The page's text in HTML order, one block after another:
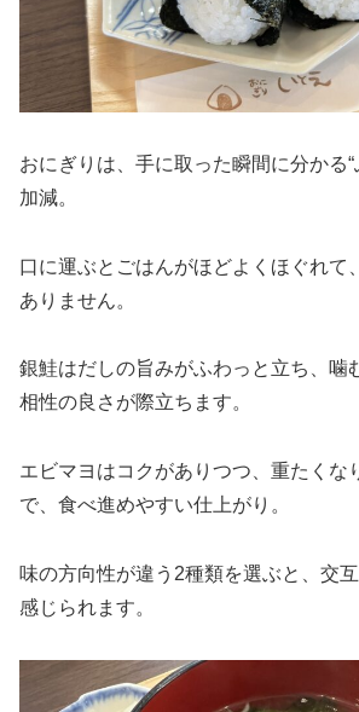
おにぎりは、手に取った瞬間に分かる“
加減。
口に運ぶとごはんがほどよくほぐれて
ありません。
銀鮭はだしの旨みがふわっと立ち、噛
相性の良さが際立ちます。
エビマヨはコクがありつつ、重たくな
で、食べ進めやすい仕上がり。
味の方向性が違う2種類を選ぶと、交
感じられます。